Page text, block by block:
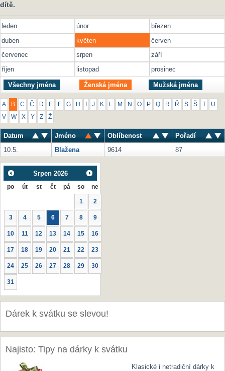
dítě.
leden únor
březen
duben
květen
červen
červenec
srpen
září
říjen
listopad prosinec
Všechny jména Ženská jména Mužská jména
A B C Č D E F G H J K M N O P Q R Ř S Š U
V W X Y Z Ž
Datum Jméno Oblíbenost
Pořadí
10.5.
Blažena 9614 87
Srpen 2026
po út st čt pá so ne
1 2
3 4 5 6 7 8 9
10 11 12 13 14 15 16
17 18 19 20 21 22 23
24 25 26 27 28 29 30
31
Dárek k svátku se slevou!
Najisto: Tipy na dárky k svátku
Klasické i netradiční dárky k